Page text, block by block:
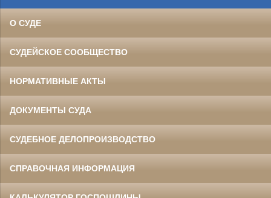
О СУДЕ
СУДЕЙСКОЕ СООБЩЕСТВО
НОРМАТИВНЫЕ АКТЫ
ДОКУМЕНТЫ СУДА
СУДЕБНОЕ ДЕЛОПРОИЗВОДСТВО
СПРАВОЧНАЯ ИНФОРМАЦИЯ